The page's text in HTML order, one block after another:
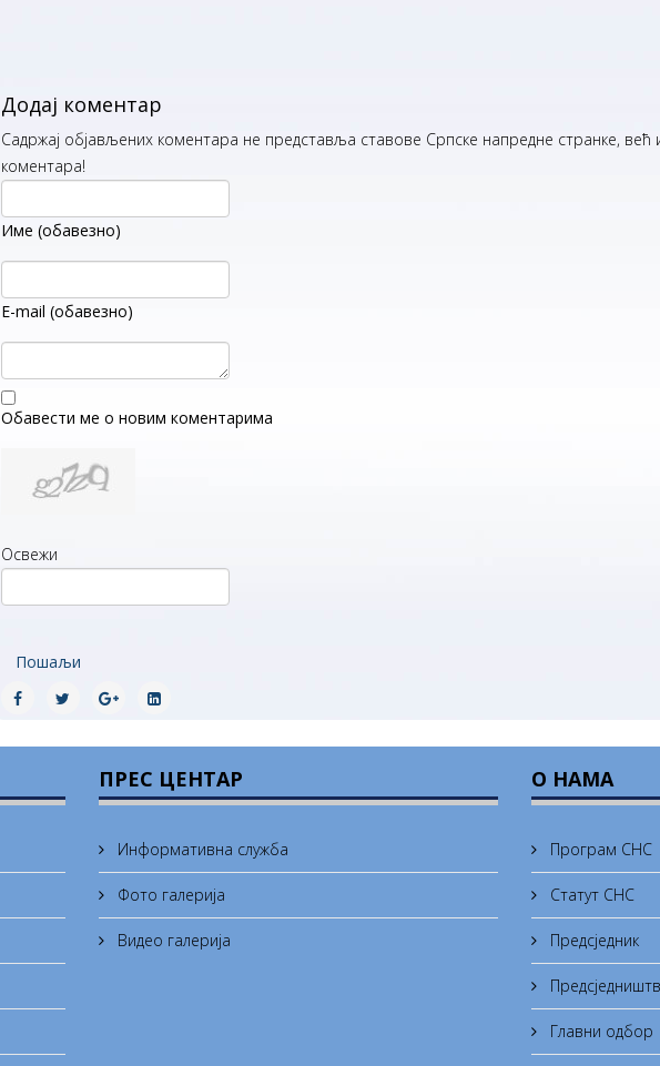
Додај коментар
Садржај објављених коментара не представља ставове Српске напредне странке, већ
коментара!
Име (обавезно)
E-mail (обавезно)
Обавести ме о новим коментарима
Освежи
Пошаљи
ПРЕС ЦЕНТАР
Информативна служба
Фото галерија
Видео галерија
О НАМА
Програм СНС
Статут СНС
Предсједник
Главни одбор